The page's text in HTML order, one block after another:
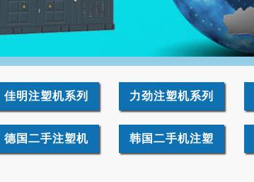
佳明注塑机系列 力劲注塑机系列
德国二手注塑机 韩国二手机注塑